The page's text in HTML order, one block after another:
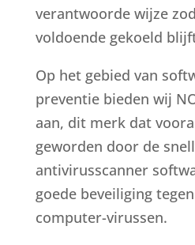
verantwoorde wijze
voldoende gekoeld
Op het gebied van
preventie bieden wij
aan, dit merk dat
geworden door de
antivirusscanner
goede beveiliging
computer-virussen.